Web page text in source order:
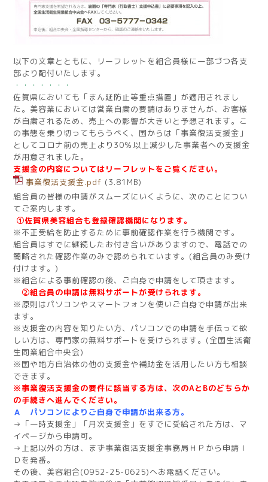
以下の文章とともに、リーフレットを組合員様に一部づつ各支
部より配付いたします。
・・・・・・・
佐賀県においても「まん延防止等重点措置」が適用されまし
た。美容業においては営業自粛の要請はありませんが、お客様
が自粛されるため、売上への影響が大きいと予想されます。こ
の事態を乗り切ってもらうべく、国からは「事業復活支援金」
としてコロナ前の売上より30％以上減少した事業者への支援金
が用意されました。
支援金の内容についてはリーフレットをご覧ください。
事業復活支援金.pdf (3.81MB)
組合員の皆様の申請がスムーズにいくように、次のことについ
てご案内します。
①佐賀県美容組合も登録確認機関になります。
※不正受給を防止するために事前確認作業を行う機関です。
組合員はすでに継続したお付き合いがありますので、電話での
簡略された確認作業のみで認められています。(組合員のみ受け
付けます。)
※組合による事前確認の後、ご自身で申請をして頂きます。
②組合員の申請は無料サポートが受けられます。
※原則はパソコンやスマートフォンを使いご自身で申請が出来
ます。
※支援金の内容を知りたい方、パソコンでの申請を手伝って欲
しい方は、専門家の無料サポートを受けられます。(全国生活衛
生同業組合中央会)
※国や地方自治体の他の支援金や補助金を活用したい方も相談
できます。
※事業復活支援金の要件に該当する方は、次のAとBのどちらか
の手続きへ進んでください。
Ａ
パソコンによりご自身で申請が出来る方。
→「一時支援金」「月次支援金」をすでに受給された方は、マ
イページから申請可。
→上記以外の方は、まず事業復活支援金事務局ＨＰから申請Ｉ
Ｄを発番。
その後、美容組合(0952-25-0625)へお電話ください。